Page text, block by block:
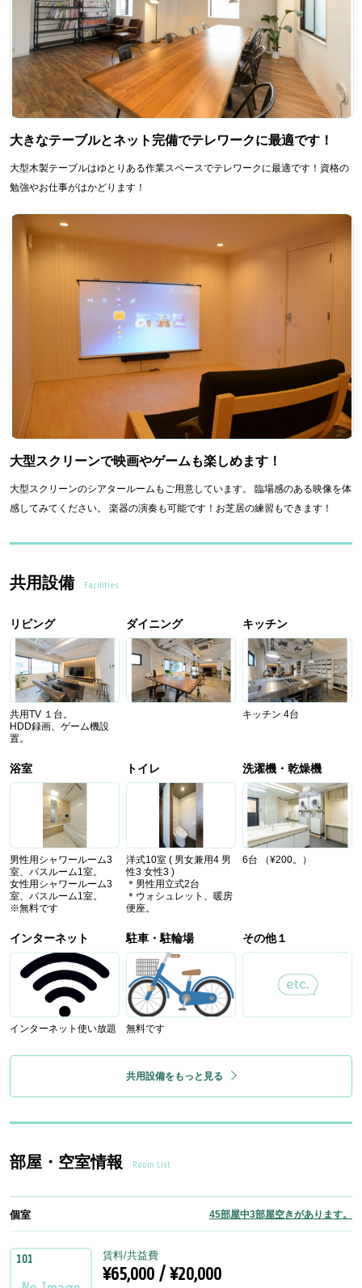
大きなテーブルとネット完備でテレワークに最適です！
大型木製テーブルはゆとりある作業スペースでテレワークに最適です！資格の
勉強やお仕事がはかどります！
大型スクリーンで映画やゲームも楽しめます！
大型スクリーンのシアタールームもご用意しています。 臨場感のある映像を体
感してみてください。 楽器の演奏も可能です！お芝居の練習もできます！
共用設備 Facilities
リビング
共用TV １台。
HDD録画、ゲーム機設
置。
ダイニング キッチン
キッチン 4台
浴室
男性用シャワールーム3
室、バスルーム1室。
女性用シャワールーム3
室、バスルーム1室。
※無料です
トイレ
洋式10室 ( 男女兼用4 男
性3 女性3 )
＊男性用立式2台
＊ウォシュレット、暖房
便座。
洗濯機・乾燥機
6台 （¥200。）
インターネット
インターネット使い放題
駐車・駐輪場
無料です
その他１
共用設備をもっと見る
部屋・空室情報 Room List
個室 45部屋中3部屋空きがあります。
101 賃料/共益費
¥65,000 / ¥20,000